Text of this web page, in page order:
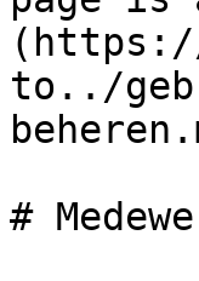
to../
#